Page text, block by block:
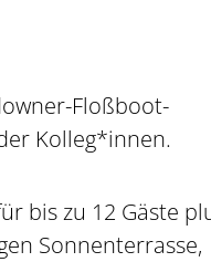
Floßboot-
Kolleg*innen.
bis zu 12 Gäste
Sonnenterrasse,